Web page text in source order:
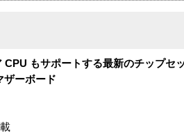
CPU もサポートする最新のチップセ
ザーボード